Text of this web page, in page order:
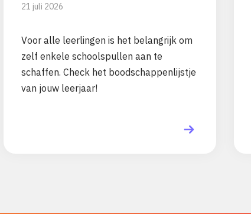
21 juli 2026
Voor alle leerlingen is het belangrijk om
zelf enkele schoolspullen aan te
schaffen. Check het boodschappenlijstje
van jouw leerjaar!